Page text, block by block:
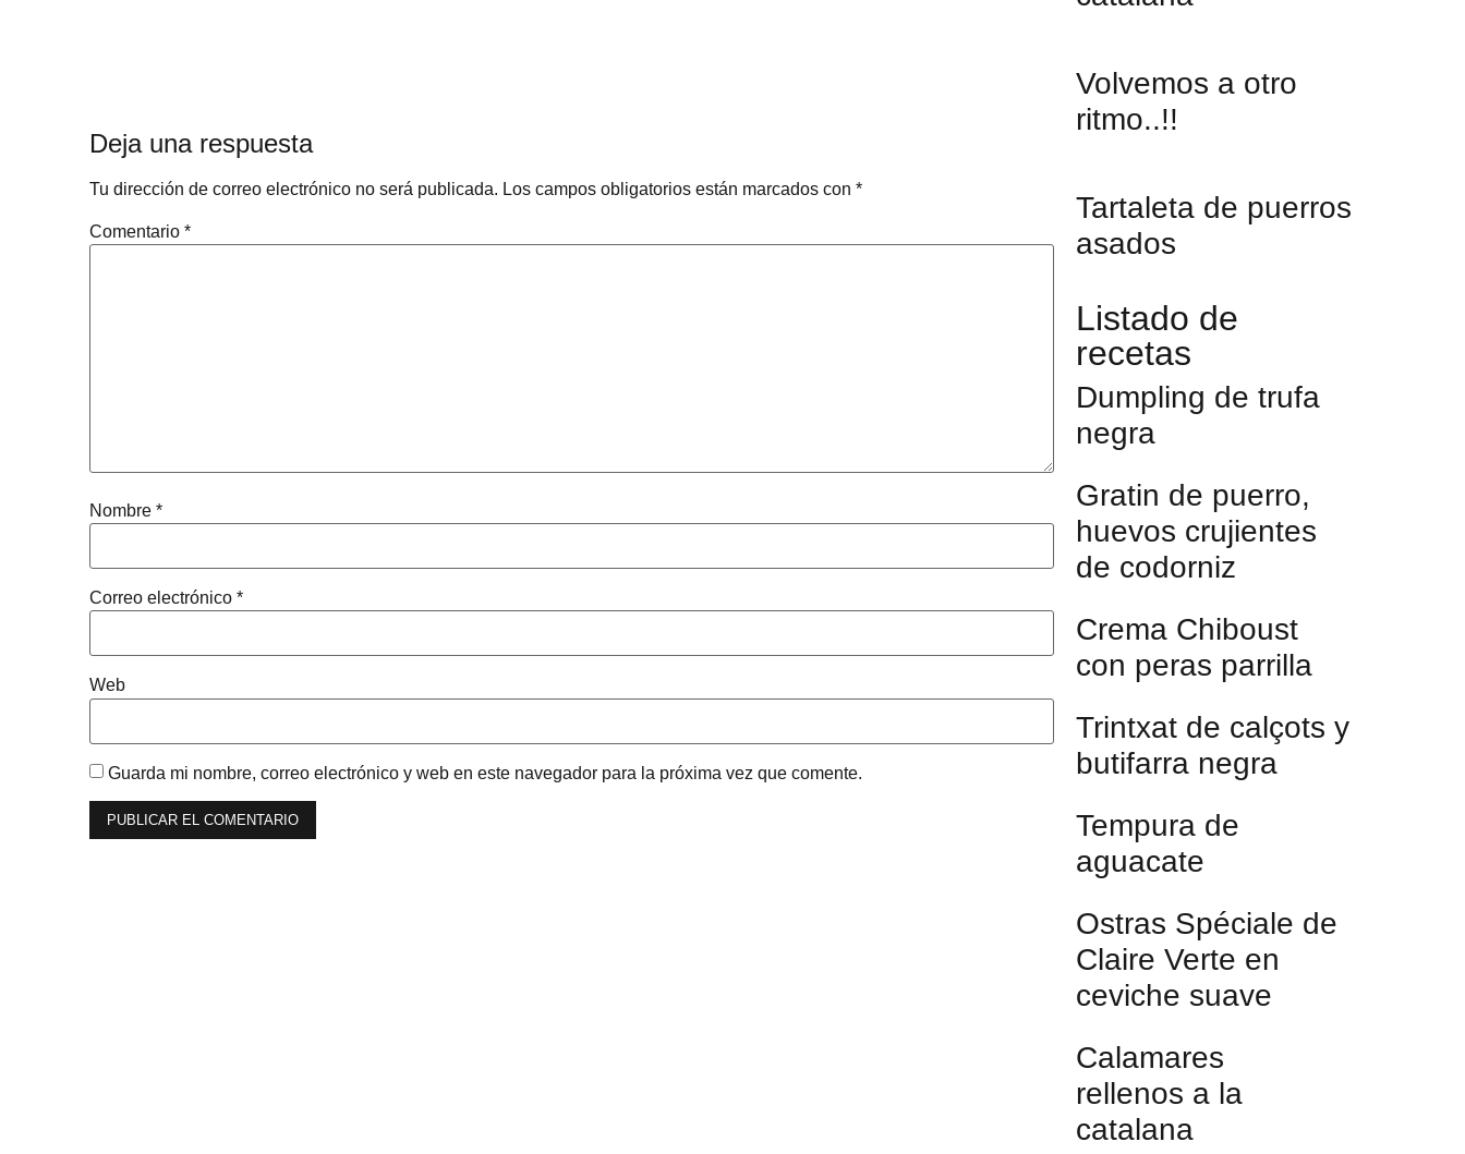
Deja una respuesta
Tu dirección de correo electrónico no será publicada. Los campos obligatorios están marcados con *
Comentario *
Nombre *
Correo electrónico *
Web
Guarda mi nombre, correo electrónico y web en este navegador para la próxima vez que comente.
Volvemos a otro
ritmo..!!
Tartaleta de puerros
asados
Listado de
recetas
Dumpling de trufa
negra
Gratin de puerro,
huevos crujientes
de codorniz
Crema Chiboust
con peras parrilla
Trintxat de calçots y
butifarra negra
Tempura de
aguacate
Ostras Spéciale de
Claire Verte en
ceviche suave
Calamares
rellenos a la
catalana